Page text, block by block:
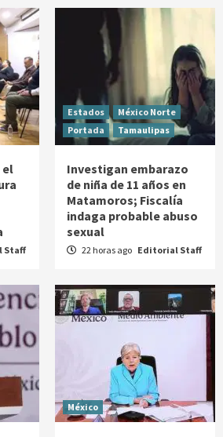
el
Staff
Estados
México Norte
Portada
Tamaulipas
Investigan embarazo
de niña de 11 años en
Matamoros; Fiscalía
indaga probable abuso
sexual
22 horas ago Editorial Staff
México